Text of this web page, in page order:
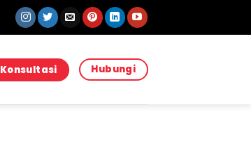
Konsultasi Hubungi